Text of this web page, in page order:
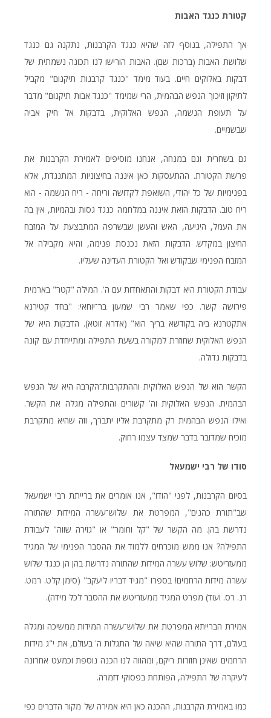
קטורת כנגד האבות
אך התפילה, בנוסף לזה שהיא כנגד הקרבנות, נתקנה גם כנגד
שלושת האבות (ברכות שם). האבות הורישו לנו תכונה נשמתית של
דבקות באלוקים חיים. בעוד מימד "כנגד קרבנות תיקנום" מקביל
לתיקון וזיכוך הנפש הבהמית, הרי שמימד "כנגד אבות תיקנום" מדבר
על תעופת הנשמה, הנפש האלוקית, בדבקות אל חיק אביה
שבשמיים.
גם בשחרית וגם במנחה, אנחנו מוסיפים לאמירת הקרבנות את
פרשת הקטורת. ההתעסקות כאן איננה בחיצוניות המתנגדת, אלא
בפנימיות של כל יהודי, השואפת לקדושה וריחה - ריח הנשמה - הוא
ריח טוב. הדבקות הזאת איננה במלחמה כנגד גסות ובהמיות, אין בה
את העמל, היגיעה, האש והעשן שבשרפה המתבצעת על המזבח
החיצון במקדש. הדבקות הזאת נכנסת פנימה, והיא מקבילה אל
המזבח הפנימי שבקודש ואל הקטורת העדינה שעליו.
עבודת הקטורת היא דבקות והתאחדות עם ה'. המילה "קטר" בארמית
פירושה קשר. כפי שאמר רבי שמעון בר־יוחאי: "בחד קטירנא
אתקטרנא ביה בקודשא בריך הוא" (אדרא זוטא). הדבקות היא של
הנפש האלוקית שחוזרת למקורה בשעת התפילה ומתייחדת עם קונה
בדבקות גדולה.
הקשר הוא של הנפש האלוקית וההתקרבות־הקרבה היא של הנפש
הבהמית. הנפש האלוקית וה' קשורים והתפילה מגלה את הקשר.
ואילו הנפש הבהמית רק מתקרבת אליו יתברך, וזה שהיא מתקרבת
מוכיח שמדובר בדבר שמצד עצמו רחוק.
סודו של רבי ישמעאל
בסיום הקרבנות, לפני "הודו", אנו אומרים את ברייתת רבי ישמעאל
שב"תורת כהנים", המפרטת את שלוש־עשרה המידות שהתורה
נדרשת בהן. מה הקשר של "קל וחומר" או "גזירה שווה" לעבודת
התפילה? אנו ממש מוכרחים ללמוד את ההסבר הפנימי של המגיד
ממעזריטש: שלוש עשרה המידות שהתורה נדרשת בהן הן כנגד שלוש
עשרה מידות הרחמים! בספרו "מגיד דבריו ליעקב" (סימן קלט. רמט.
רנ. רס. ועוד) מפרט המגיד ממעזריטש את ההסבר לכל מידה).
אמירת הברייתא המפרטת את שלוש־עשרה המידות ממשיכה ומגלה
בעולם, דרך התורה שהיא שיאה של התגלות ה' בעולם, את י"ג מידות
הרחמים שאינן חוזרות ריקם, ומהווה לנו הכנה נוספת וכמעט אחרונה
לעיקרה של התפילה, הפותחת בפסוקי דזמרה.
כמו באמירת הקרבנות, ההכנה כאן היא אמירה של מקור הדברים כפי